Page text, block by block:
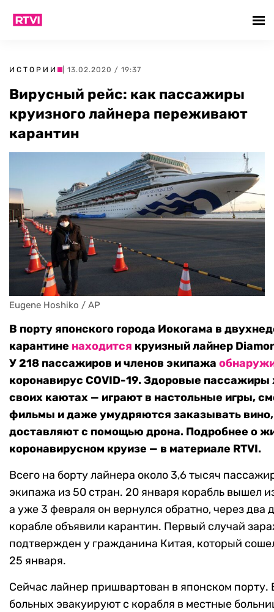
ИСТОРИИ | 13.02.2020 / 19:37
Вирусный рейс: как пассажиры
круизного лайнера переживают
карантин
Eugene Hoshiko / AP
В порту японского города Иокогама в
карантине находится круизный лайнер
У 218 пассажиров и членов экипажа
коронавирус COVID-19. Здоровые пассажиры
своих каютах — играют в настольные игры,
фильмы и даже умудряются заказывать
доставляют с помощью дрона. Подробнее о
коронавирусном круизе — в материале RTVI.
Всего на борту лайнера около 3,6 тысяч
экипажа из 50 стран. 20 января корабль вышел
а уже 3 февраля он вернулся обратно, через два
корабле объявили карантин. Первый случай
подтвержден у гражданина Китая, который
25 января.
Сейчас лайнер пришвартован в японском порту.
больных эвакуируют с корабля в местные